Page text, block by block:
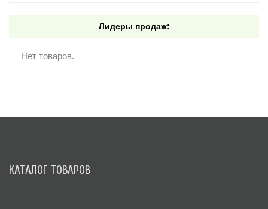
Лидеры продаж:
Нет товаров.
КАТАЛОГ ТОВАРОВ